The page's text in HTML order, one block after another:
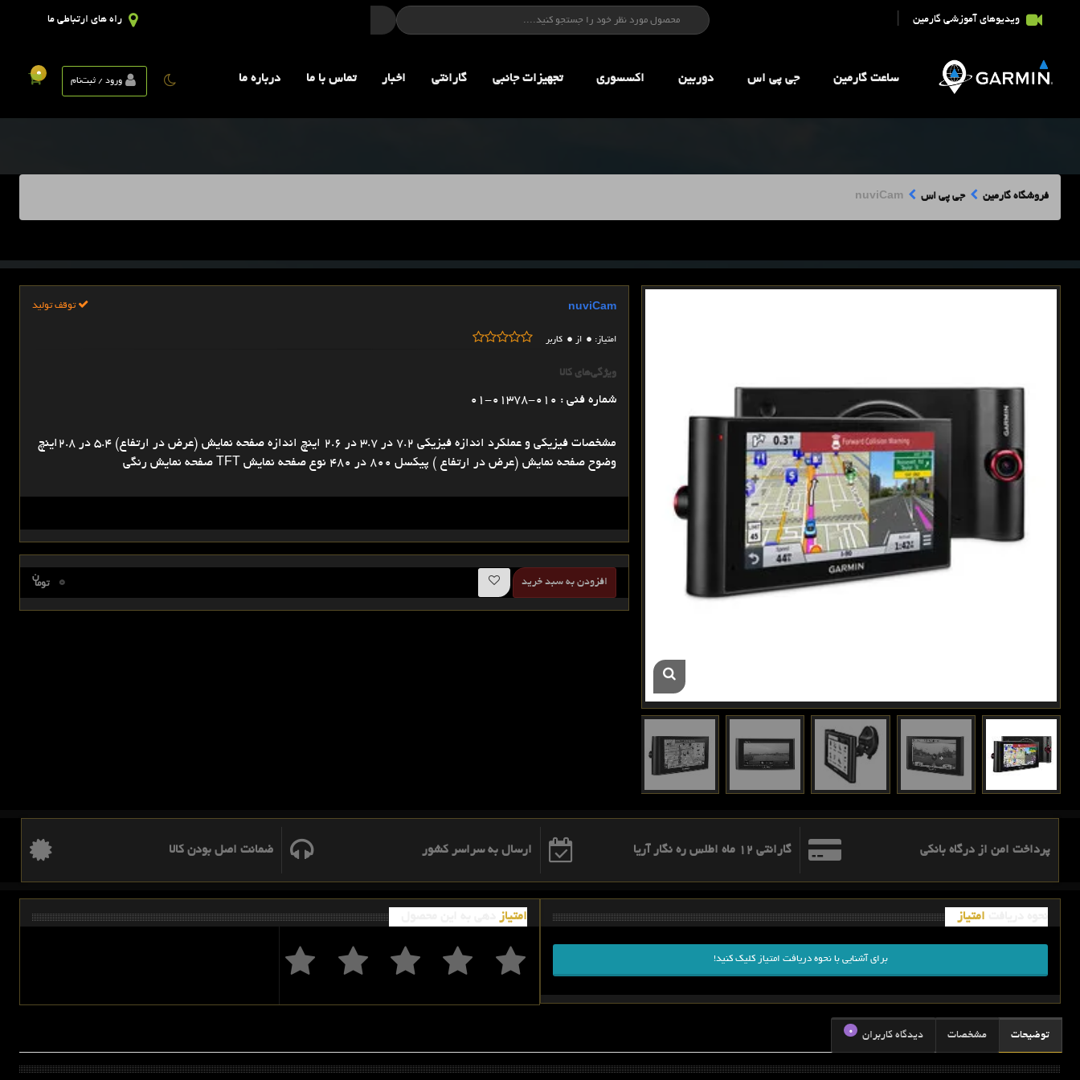
ویدیوهای آموزشی گارمین راه های ارتباطی ما
ورود / ثبت‌نام
0 ساعت گارمین جی پی اس دوربین اکسسوری تجهيزات جانبي گارانتی اخبار تماس با ما درباره ما
فروشگاه گارمین جی پی اس nuviCam
nuviCam توقف تولید
امتیاز: 0 از 0 کاربر
ویژگی‌های کالا
شماره فنی : 010-01378-01
مشخصات فیزیکی و عملکرد اندازه فیزیکی 7.2 در 3.7 در 2.6 اینچ اندازه صفحه نمایش (عرض در ارتفاع) 5.4 در 2.8اینچ
وضوح صفحه نمایش (عرض در ارتفاع ) پیکسل 800 در 480 نوع صفحه نمایش TFT صفحه نمایش رنگی
افزودن به سبد خرید توما
ن 0
پرداخت امن از درگاه بانکی گارانتی 12 ماه اطلس ره نگار آریا ارسال به سراسر کشور ضمانت اصل بودن کالا
امتیاز
برای آشنایی با نحوه دریافت امتیاز کلیک کنید!
امتیاز
توضیحات مشخصات 0 دیدگاه کاربران